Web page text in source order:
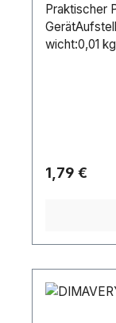
Praktischer
wicht:0,01 kg
Regulärer
1,79 €